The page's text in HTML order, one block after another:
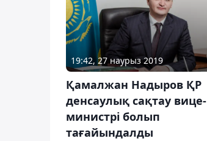
19:42, 27 наурыз 2019
Қамалжан Надыров ҚР
денсаулық сақтау вице-
министрі болып
тағайындалды